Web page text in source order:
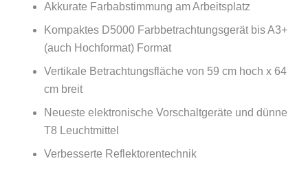
Akkurate Farbabstimmung am Arbeitsplatz
Kompaktes D5000 Farbbetrachtungsgerät bis A3+
(auch Hochformat) Format
Vertikale Betrachtungsfläche von 59 cm hoch x 64
cm breit
Neueste elektronische Vorschaltgeräte und dünne
T8 Leuchtmittel
Verbesserte Reflektorentechnik